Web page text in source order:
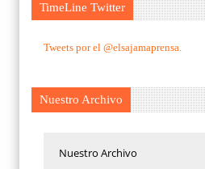
TimeLine Twitter
Tweets por el @elsajamaprensa.
Nuestro Archivo